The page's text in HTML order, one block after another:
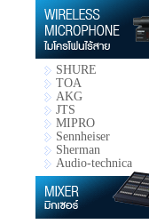
SHURE
TOA
AKG
JTS
MIPRO
Sennheiser
Sherman
Audio-technica